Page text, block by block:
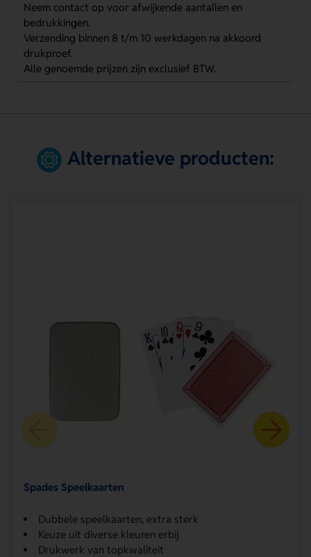
Neem contact op voor afwijkende aantallen en
bedrukkingen.
Verzending binnen 8 t/m 10 werkdagen na akkoord
drukproef.
Alle genoemde prijzen zijn exclusief BTW.
Alternatieve producten:
Spades Speelkaarten
Dubbele speelkaarten, extra sterk
Keuze uit diverse kleuren erbij
Drukwerk van topkwaliteit